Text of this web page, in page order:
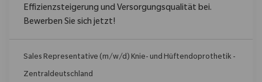
Effizienzsteigerung und Versorgungsqualität bei.
Bewerben Sie sich jetzt!
Sales Representative (m/w/d) Knie- und Hüftendoprothetik -
Zentraldeutschland